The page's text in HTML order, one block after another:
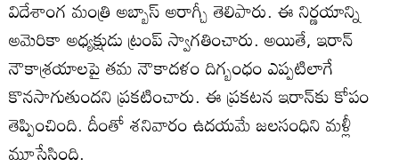
విదేశాంగ మంత్రి అబ్బాస్‌ అరాగ్చీ తెలిపారు. ఈ నిర్ణయాన్ని
అమెరికా అధ్యక్షుడు ట్రంప్‌ స్వాగతించారు. అయితే, ఇరాన్‌
నౌకాశ్రయాలపై తమ నౌకాదళం దిగ్బంధం ఎప్పటిలాగే
కొనసాగుతుందని ప్రకటించారు. ఈ ప్రకటన ఇరాన్‌కు కోపం
తెప్పించింది. దీంతో శనివారం ఉదయమే జలసంధిని మళ్లీ
మూసేసింది.